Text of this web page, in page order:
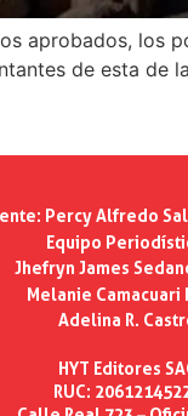
aprobados, los
de esta de
Percy Alfredo
Equipo
Jhefryn James
Melanie Camacuari
Adelina R.
HYT Editores
RUC: